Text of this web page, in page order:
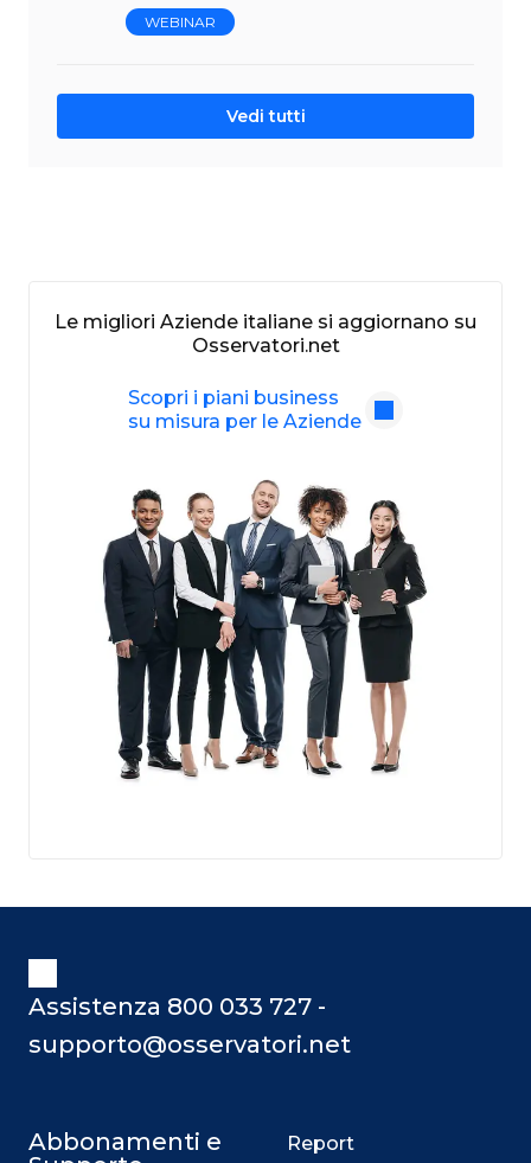
WEBINAR
Vedi tutti
Le migliori Aziende italiane si aggiornano su
Osservatori.net
Scopri i piani business
su misura per le Aziende
Assistenza 800 033 727 -
supporto@osservatori.net
Abbonamenti e
Report